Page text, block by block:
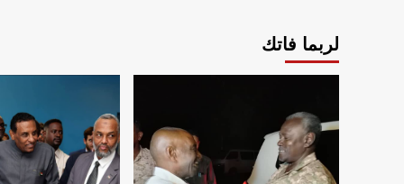
لربما فاتك